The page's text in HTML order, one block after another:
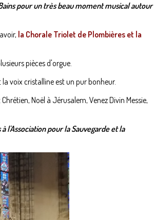
pour un très beau moment musical autour
la Chorale Triolet de Plombières et la
pièces d'orgue.
la voix cristalline est un pur bonheur.
Noël à Jérusalem, Venez Divin Messie,
l'Association pour la Sauvegarde et la